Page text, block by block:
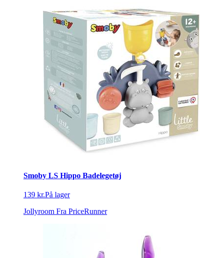
Smoby LS Hippo Badelegetøj
139 kr.På lager
Jollyroom Fra PriceRunner